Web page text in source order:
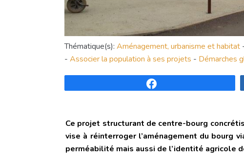
Thématique(s): Aménagement, urbanisme et habitat
- Associer la population à ses projets - Démarches
Ce projet structurant de centre-bourg
vise à réinterroger l’aménagement du bourg
perméabilité mais aussi de l’identité agricole